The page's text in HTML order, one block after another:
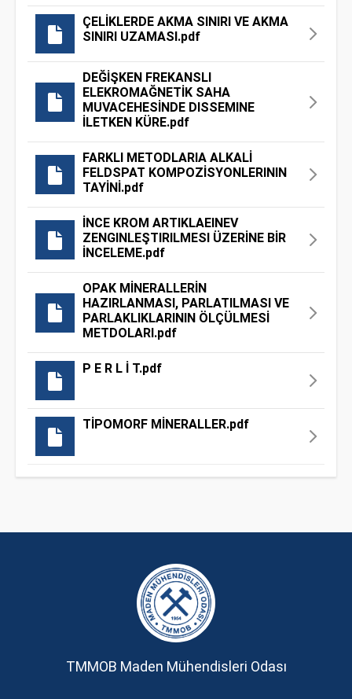
ÇELİKLERDE AKMA SINIRI VE AKMA
SINIRI UZAMASI.pdf
DEĞİŞKEN FREKANSLI
ELEKROMAĞNETİK SAHA
MUVACEHESİNDE DISSEMINE
İLETKEN KÜRE.pdf
FARKLI METODLARIA ALKALİ
FELDSPAT KOMPOZİSYONLERININ
TAYİNİ.pdf
İNCE KROM ARTIKLAEINEV
ZENGINLEŞTIRILMESI ÜZERİNE BİR
İNCELEME.pdf
OPAK MİNERALLERİN
HAZIRLANMASI, PARLATILMASI VE
PARLAKLIKLARININ ÖLÇÜLMESİ
METDOLARI.pdf
P E R L İ T.pdf
TİPOMORF MİNERALLER.pdf
TMMOB Maden Mühendisleri Odası